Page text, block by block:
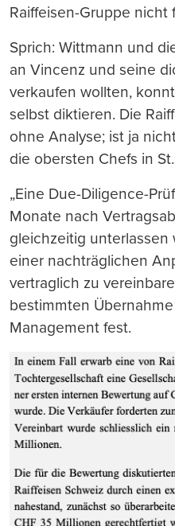
Raiffeisen-Gruppe nicht
Sprich: Wittmann und
an Vincenz und seine
verkaufen wollten,
selbst diktieren. Die
ohne Analyse; ist ja
die obersten Chefs in
„Eine Due-Diligence-
Monate nach
gleichzeitig
einer nachträglichen
vertraglich zu
bestimmten
Management fest.